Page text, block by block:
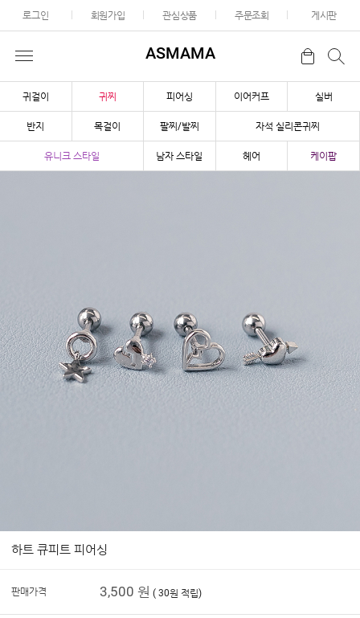
로그인 회원가입 관심상품 주문조회 게시판
ASMAMA
귀걸이 귀찌 피어싱 이어커프 실버
반지 목걸이 팔찌/발찌 자석 실리콘귀찌
유니크 스타일 남자 스타일 헤어 케이팝
하트 큐피트 피어싱
판매가격 3,500 원 ( 30원 적립)